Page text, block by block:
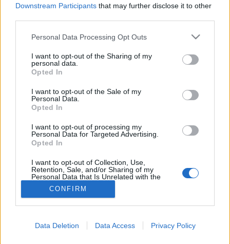
Downstream Participants that may further disclose it to other
Personal Data Processing Opt Outs
I want to opt-out of the Sharing of my
personal data.
Opted In
I want to opt-out of the Sale of my
Personal Data.
Opted In
I want to opt-out of processing my
Personal Data for Targeted Advertising.
Opted In
I want to opt-out of Collection, Use,
Retention, Sale, and/or Sharing of my
Personal Data that Is Unrelated with the
Purposes for which it was collected.
Opted Out
CONFIRM
Data Deletion Data Access Privacy Policy
wenn Du in diesem Forum aktiv an den Gesprächen
Falls Du noch keinen Spielaccount besitzt, bitte
nächsten Besuch in unserem Forum!„Zum Spiel“
Get-Lucky
User
Hallo ich bin der einzige in der K-A und ich würde mich
freuen wenn ihr kommt die 1 3 werden Kapitän die nästen 5
werden Bootsmann und der Rest Matrose oder
euch noch einen guten Tag
MFG: Der OH der K-A Get-Lucky
31 März 2016
(Du musst angemeldet oder registriert sein, um eine Antwort zu erstellen.)